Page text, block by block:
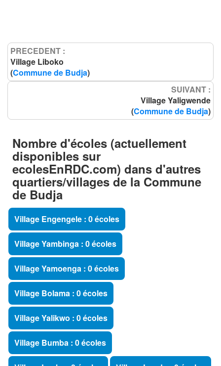
PRECEDENT :
Village Liboko
(Commune de Budja)
SUIVANT :
Village Yaligwende
(Commune de Budja)
Nombre d'écoles (actuellement
disponibles sur
ecolesEnRDC.com) dans d'autres
quartiers/villages de la Commune
de Budja
Village Engengele : 0 écoles
Village Yambinga : 0 écoles
Village Yamoenga : 0 écoles
Village Bolama : 0 écoles
Village Yalikwo : 0 écoles
Village Bumba : 0 écoles